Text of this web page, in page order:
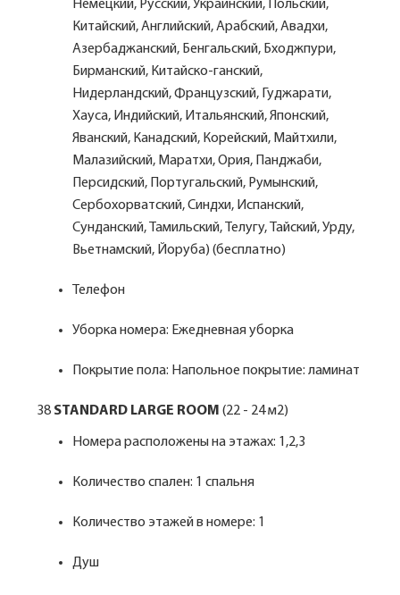
Немецкий, Русский, Украинский, Польский,
Китайский, Английский, Арабский, Авадхи,
Азербаджанский, Бенгальский, Бходжпури,
Бирманский, Китайско-ганский,
Нидерландский, Французский, Гуджарати,
Хауса, Индийский, Итальянский, Японский,
Яванский, Канадский, Корейский, Майтхили,
Малазийский, Маратхи, Ория, Панджаби,
Персидский, Португальский, Румынский,
Сербохорватский, Синдхи, Испанский,
Сунданский, Тамильский, Телугу, Тайский, Урду,
Вьетнамский, Йоруба) (бесплатно)
Телефон
Уборка номера: Ежедневная уборка
Покрытие пола: Напольное покрытие: ламинат
38 STANDARD LARGE ROOM (22 - 24 м2)
Номера расположены на этажах: 1,2,3
Количество спален: 1 спальня
Количество этажей в номере: 1
Душ